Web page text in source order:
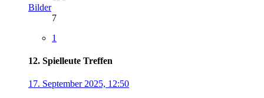
Bilder
7
1
12. Spielleute Treffen
17. September 2025, 12:50